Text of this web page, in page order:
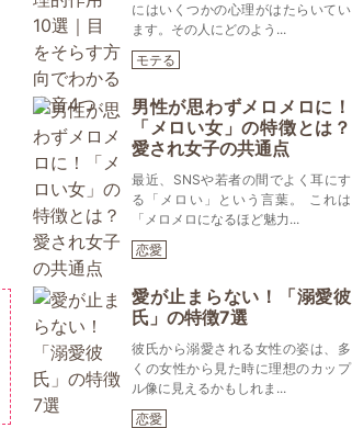
にはいくつかの心理がはたらいてい
ます。その人にどのよう...
モテる
男性が思わずメロメロに！
「メロい女」の特徴とは？
愛され女子の共通点
最近、SNSや若者の間でよく耳にす
る「メロい」という言葉。 これは
「メロメロになるほど魅力...
恋愛
愛が止まらない！「溺愛彼
氏」の特徴7選
彼氏から溺愛される女性の姿は、多
くの女性から見た時に理想のカップ
ル像に見えるかもしれま...
恋愛